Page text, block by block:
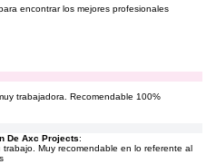
encontrar los mejores profesionales
trabajadora. Recomendable 100%
De Axc Projects:
Muy recomendable en lo referente al